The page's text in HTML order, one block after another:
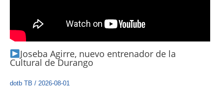
Joseba Agirre, nuevo entrenador de la
Cultural de Durango
dotb TB / 2026-08-01